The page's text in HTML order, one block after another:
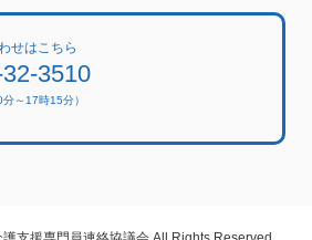
せはこちら
3510
～17時15分）